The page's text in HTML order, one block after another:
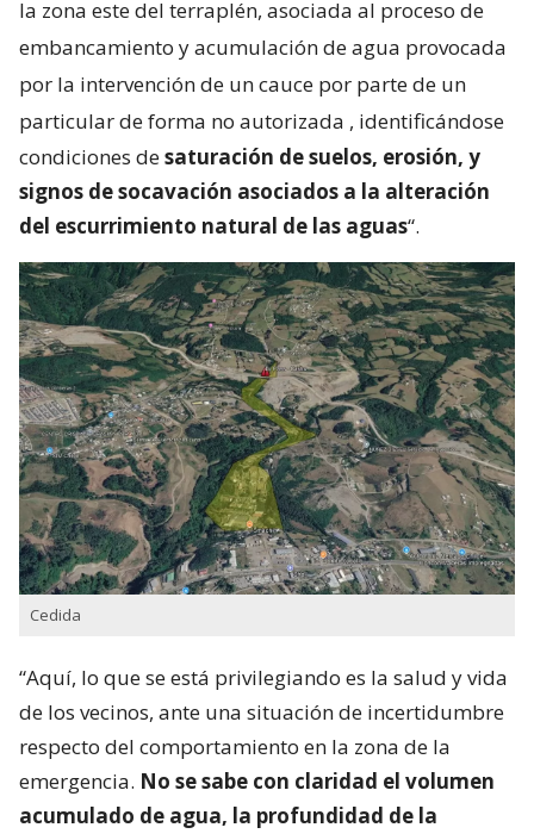
la zona este del terraplén, asociada al proceso de
embancamiento y acumulación de agua provocada
por la intervención de un cauce por parte de un
particular de forma no autorizada , identificándose
condiciones desaturación de suelos, erosión, y
signos de socavación asociados a la alteración
del escurrimiento natural de las aguas“.
Cedida
“Aquí, lo que se está privilegiando es la salud y vida
de los vecinos, ante una situación de incertidumbre
respecto del comportamiento en la zona de la
emergencia. No se sabe con claridad el volumen
acumulado de agua, la profundidad de la